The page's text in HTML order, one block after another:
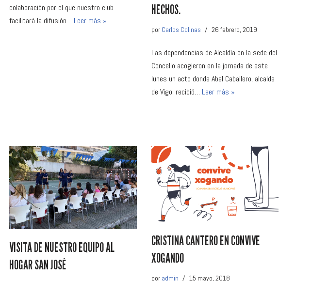
colaboración por el que nuestro club
facilitará la difusión… Leer más »
HECHOS.
por Carlos Colinas 26 febrero, 2019
Las dependencias de Alcaldía en la sede del
Concello acogieron en la jornada de este
lunes un acto donde Abel Caballero, alcalde
de Vigo, recibió… Leer más »
VISITA DE NUESTRO EQUIPO AL
HOGAR SAN JOSÉ
CRISTINA CANTERO EN CONVIVE
XOGANDO
por admin 15 mayo, 2018